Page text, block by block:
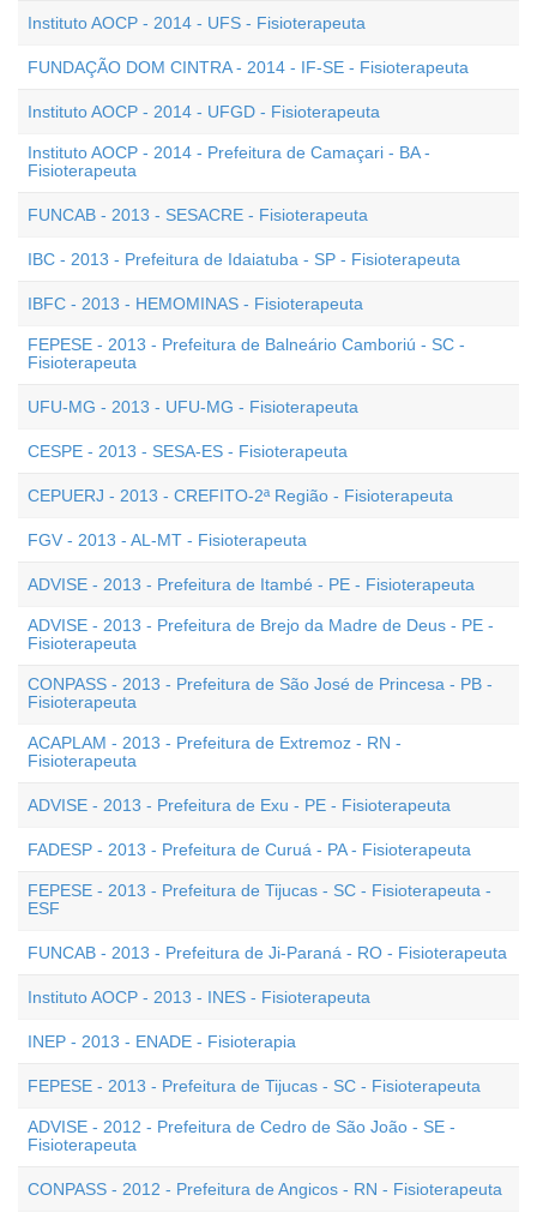
Instituto AOCP - 2014 - UFS - Fisioterapeuta
FUNDAÇÃO DOM CINTRA - 2014 - IF-SE - Fisioterapeuta
Instituto AOCP - 2014 - UFGD - Fisioterapeuta
Instituto AOCP - 2014 - Prefeitura de Camaçari - BA -
Fisioterapeuta
FUNCAB - 2013 - SESACRE - Fisioterapeuta
IBC - 2013 - Prefeitura de Idaiatuba - SP - Fisioterapeuta
IBFC - 2013 - HEMOMINAS - Fisioterapeuta
FEPESE - 2013 - Prefeitura de Balneário Camboriú - SC -
Fisioterapeuta
UFU-MG - 2013 - UFU-MG - Fisioterapeuta
CESPE - 2013 - SESA-ES - Fisioterapeuta
CEPUERJ - 2013 - CREFITO-2ª Região - Fisioterapeuta
FGV - 2013 - AL-MT - Fisioterapeuta
ADVISE - 2013 - Prefeitura de Itambé - PE - Fisioterapeuta
ADVISE - 2013 - Prefeitura de Brejo da Madre de Deus - PE -
Fisioterapeuta
CONPASS - 2013 - Prefeitura de São José de Princesa - PB -
Fisioterapeuta
ACAPLAM - 2013 - Prefeitura de Extremoz - RN -
Fisioterapeuta
ADVISE - 2013 - Prefeitura de Exu - PE - Fisioterapeuta
FADESP - 2013 - Prefeitura de Curuá - PA - Fisioterapeuta
FEPESE - 2013 - Prefeitura de Tijucas - SC - Fisioterapeuta -
ESF
FUNCAB - 2013 - Prefeitura de Ji-Paraná - RO - Fisioterapeuta
Instituto AOCP - 2013 - INES - Fisioterapeuta
INEP - 2013 - ENADE - Fisioterapia
FEPESE - 2013 - Prefeitura de Tijucas - SC - Fisioterapeuta
ADVISE - 2012 - Prefeitura de Cedro de São João - SE -
Fisioterapeuta
CONPASS - 2012 - Prefeitura de Angicos - RN - Fisioterapeuta